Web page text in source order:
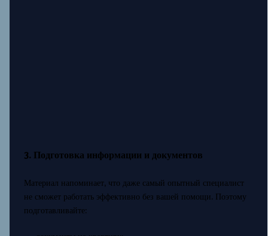
3. Подготовка информации и документов
Материал напоминает, что даже самый опытный специалист
не сможет работать эффективно без вашей помощи. Поэтому
подготавливайте: